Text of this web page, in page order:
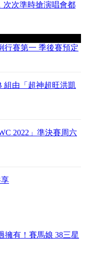
次次準時搶演唱會都
行賽第一 季後賽預定
組由「超神超旺洪凱
2022」準決賽周六
擁有！賽馬娘 38三星